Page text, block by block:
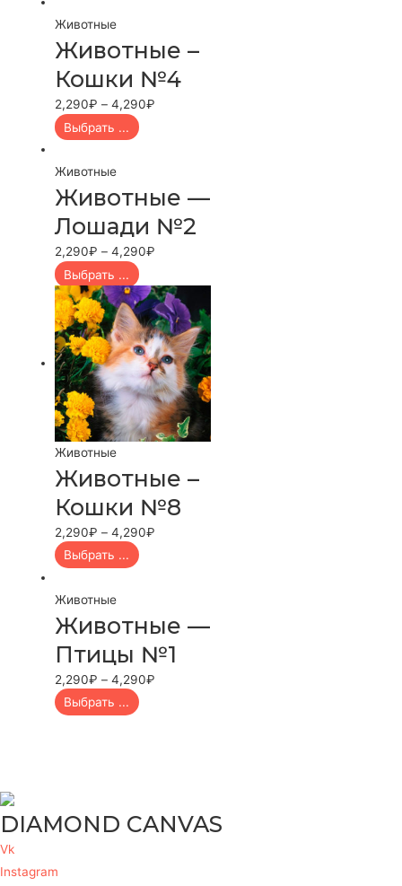
Животные
Животные –
Кошки №4
2,290₽ –4,290₽
Выбрать ...
Животные
Животные —
Лошади №2
2,290₽ –4,290₽
Выбрать ...
Животные
Животные –
Кошки №8
2,290₽ –4,290₽
Выбрать ...
Животные
Животные —
Птицы №1
2,290₽ –4,290₽
Выбрать ...
DIAMOND CANVAS
Vk
Instagram